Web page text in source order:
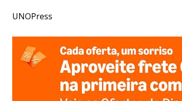
UNOPress